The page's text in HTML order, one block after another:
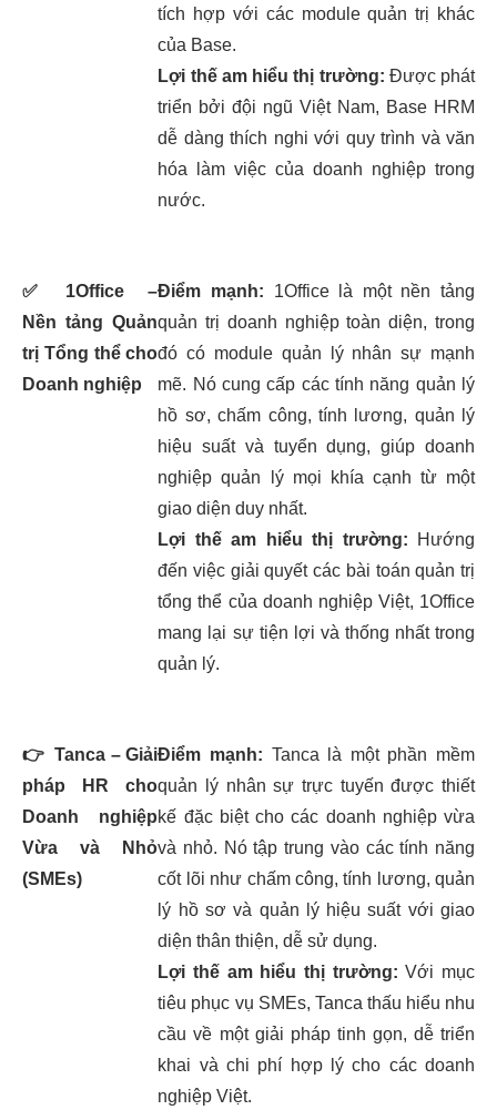
tích hợp với các module quản trị khác
của Base.
Lợi thế am hiểu thị trường: Được phát
triển bởi đội ngũ Việt Nam, Base HRM
dễ dàng thích nghi với quy trình và văn
hóa làm việc của doanh nghiệp trong
nước.
✅
1Office –
Nền tảng Quản
trị Tổng thể cho
Doanh nghiệp
Điểm mạnh: 1Office là một nền tảng
quản trị doanh nghiệp toàn diện, trong
đó có module quản lý nhân sự mạnh
mẽ. Nó cung cấp các tính năng quản lý
hồ sơ, chấm công, tính lương, quản lý
hiệu suất và tuyển dụng, giúp doanh
nghiệp quản lý mọi khía cạnh từ một
giao diện duy nhất.
Lợi thế am hiểu thị trường: Hướng
đến việc giải quyết các bài toán quản trị
tổng thể của doanh nghiệp Việt, 1Office
mang lại sự tiện lợi và thống nhất trong
quản lý.
👉 Tanca – Giải
pháp HR cho
Doanh nghiệp
Vừa và Nhỏ
(SMEs)
Điểm mạnh: Tanca là một phần mềm
quản lý nhân sự trực tuyến được thiết
kế đặc biệt cho các doanh nghiệp vừa
và nhỏ. Nó tập trung vào các tính năng
cốt lõi như chấm công, tính lương, quản
lý hồ sơ và quản lý hiệu suất với giao
diện thân thiện, dễ sử dụng.
Lợi thế am hiểu thị trường: Với mục
tiêu phục vụ SMEs, Tanca thấu hiểu nhu
cầu về một giải pháp tinh gọn, dễ triển
khai và chi phí hợp lý cho các doanh
nghiệp Việt.